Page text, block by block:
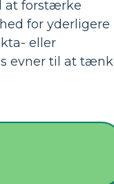
at forstærke
for yderligere
eller
evner til at